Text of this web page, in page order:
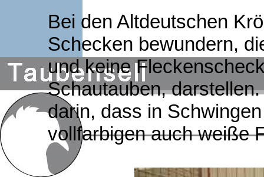
Bei den Altdeutschen
Schecken bewundern,
und keine
Schautauben,
darin, dass in
vollfarbigen auch weiße